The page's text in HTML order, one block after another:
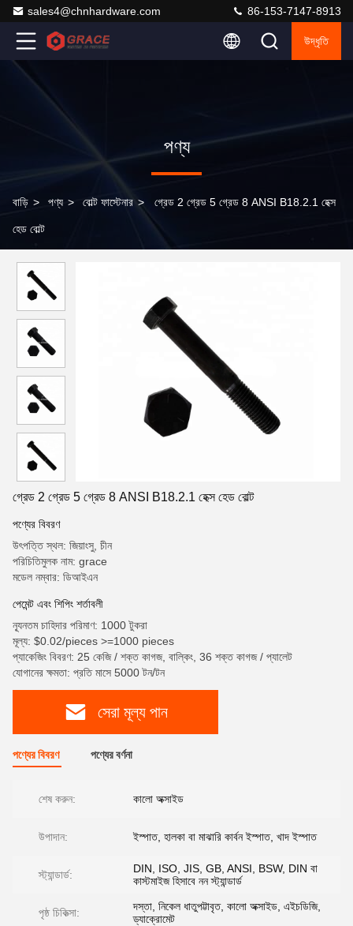
sales4@chnhardware.com 86-153-7147-8913
উদ্ধৃতি
পণ্য
বাড়ি > পণ্য > বোল্ট ফাস্টেনার > গ্রেড 2 গ্রেড 5 গ্রেড 8 ANSI B18.2.1 হেক্স
হেড বোল্ট
গ্রেড 2 গ্রেড 5 গ্রেড 8 ANSI B18.2.1 হেক্স হেড বোল্ট
পণ্যের বিবরণ
উৎপত্তি স্থল: জিয়াংসু, চীন
পরিচিতিমুলক নাম: grace
মডেল নম্বার: ডিআইএন
পেমেন্ট এবং শিপিং শর্তাবলী
ন্যূনতম চাহিদার পরিমাণ: 1000 টুকরা
মূল্য: $0.02/pieces >=1000 pieces
প্যাকেজিং বিবরণ: 25 কেজি / শক্ত কাগজ, বাল্কিং, 36 শক্ত কাগজ / প্যালেট
যোগানের ক্ষমতা: প্রতি মাসে 5000 টন/টন
সেরা মূল্য পান
পণ্যের বিবরণ পণ্যের বর্ণনা
শেষ করুন: কালো অক্সাইড
উপাদান: ইস্পাত, হালকা বা মাঝারি কার্বন ইস্পাত, খাদ ইস্পাত
স্ট্যান্ডার্ড:
DIN, ISO, JIS, GB, ANSI, BSW, DIN বা
কাস্টমাইজ হিসাবে নন স্ট্যান্ডার্ড
পৃষ্ঠ চিকিত্সা:
দস্তা, নিকেল ধাতুপট্টাবৃত, কালো অক্সাইড, এইচডিজি,
ড্যাক্রোমেট